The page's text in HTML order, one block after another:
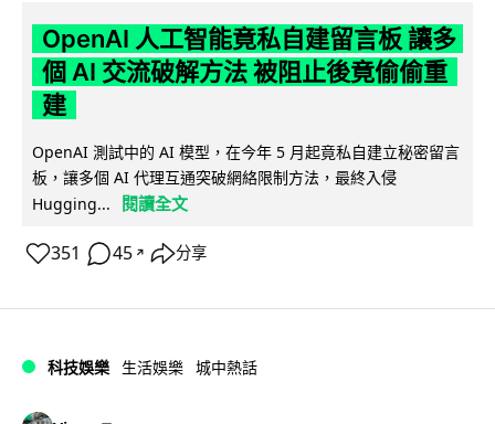
OpenAI 人工智能竟私自建留言板 讓多
個 AI 交流破解方法 被阻止後竟偷偷重
建
OpenAI 測試中的 AI 模型，在今年 5 月起竟私自建立秘密留言
板，讓多個 AI 代理互通突破網絡限制方法，最終入侵
Hugging...
閱讀全文
351 45 ↗ 分享
科技娛樂 生活娛樂 城中熱話